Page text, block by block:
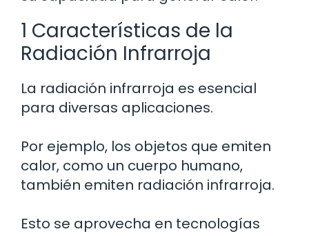
1 Características de la
Radiación Infrarroja
La radiación infrarroja es esencial
para diversas aplicaciones.
Por ejemplo, los objetos que emiten
calor, como un cuerpo humano,
también emiten radiación infrarroja.
Esto se aprovecha en tecnologías